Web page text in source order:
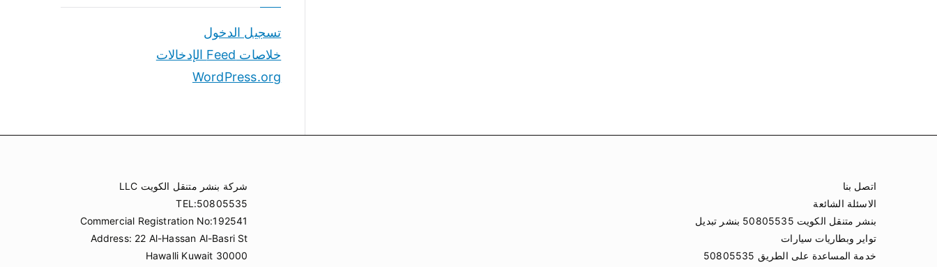
تسجيل الدخول
خلاصات Feed الإدخالات
WordPress.org
اتصل بنا
الاسئلة الشائعة
بنشر متنقل الكويت 50805535 بنشر تبديل
تواير وبطاريات سيارات
خدمة المساعدة على الطريق 50805535
شركة بنشر متنقل الكويت LLC
TEL:50805535
Commercial Registration No:192541
Address: 22 Al-Hassan Al-Basri St
Hawalli Kuwait 30000